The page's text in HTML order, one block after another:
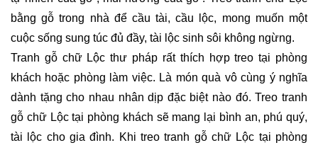
bằng gỗ trong nhà để cầu tài, cầu lộc, mong muốn một
cuộc sống sung túc đủ đầy, tài lộc sinh sôi không ngừng.
Tranh gỗ chữ Lộc thư pháp rất thích hợp treo tại phòng
khách hoặc phòng làm việc. Là món quà vô cùng ý nghĩa
dành tặng cho nhau nhân dịp đặc biệt nào đó. Treo tranh
gỗ chữ Lộc tại phòng khách sẽ mang lại bình an, phú quý,
tài lộc cho gia đình. Khi treo tranh gỗ chữ Lộc tại phòng